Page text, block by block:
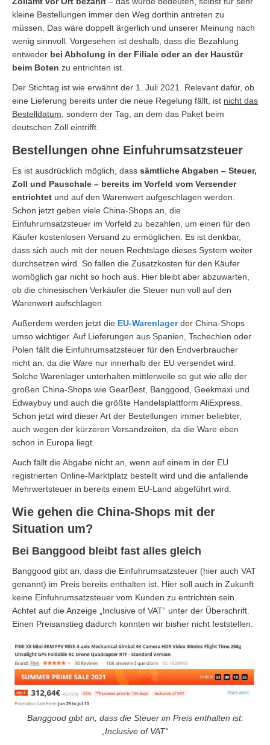
kleine Bestellungen immer den Weg dorthin antreten zu
müssen. Das wäre doppelt ärgerlich und unserer Meinung nach
wenig sinnvoll. Vorgesehen ist deshalb, dass die Bezahlung
entweder bei Abholung in der Filiale oder an der Haustür
beim Boten zu entrichten ist.
Der Stichtag ist wie erwähnt der 1. Juli 2021. Relevant dafür, ob
eine Lieferung bereits unter die neue Regelung fällt, ist nicht das
Bestelldatum, sondern der Tag, an dem das Paket beim
deutschen Zoll eintrifft.
Bestellungen ohne Einfuhrumsatzsteuer
Es ist ausdrücklich möglich, dass sämtliche Abgaben – Steuer,
Zoll und Pauschale – bereits im Vorfeld vom Versender
entrichtet und auf den Warenwert aufgeschlagen werden.
Schon jetzt geben viele China-Shops an, die
Einfuhrumsatzsteuer im Vorfeld zu bezahlen, um einen für den
Käufer kostenlosen Versand zu ermöglichen. Es ist denkbar,
dass sich auch mit der neuen Rechtslage dieses System weiter
durchsetzen wird. So fallen die Zusatzkosten für den Käufer
womöglich gar nicht so hoch aus. Hier bleibt aber abzuwarten,
ob die chinesischen Verkäufer die Steuer nun voll auf den
Warenwert aufschlagen.
Außerdem werden jetzt die EU-Warenlagerder China-Shops
umso wichtiger. Auf Lieferungen aus Spanien, Tschechien oder
Polen fällt die Einfuhrumsatzsteuer für den Endverbraucher
nicht an, da die Ware nur innerhalb der EU versendet wird.
Solche Warenlager unterhalten mittlerweile so gut wie alle der
großen China-Shops wie GearBest, Banggood, Geekmaxi und
Edwaybuy und auch die größte Handelsplattform AliExpress.
Schon jetzt wird dieser Art der Bestellungen immer beliebter,
auch wegen der kürzeren Versandzeiten, da die Ware eben
schon in Europa liegt.
Auch fällt die Abgabe nicht an, wenn auf einem in der EU
registrierten Online-Marktplatz bestellt wird und die anfallende
Mehrwertsteuer in bereits einem EU-Land abgeführt wird.
Wie gehen die China-Shops mit der
Situation um?
Bei Banggood bleibt fast alles gleich
Banggood gibt an, dass die Einfuhrumsatzsteuer (hier auch VAT
genannt) im Preis bereits enthalten ist. Hier soll auch in Zukunft
keine Einfuhrumsatzsteuer vom Kunden zu entrichten sein.
Achtet auf die Anzeige „Inclusive of VAT“ unter der Überschrift.
Einen Preisanstieg dadurch konnten wir bisher nicht feststellen.
Banggood gibt an, dass die Steuer im Preis enthalten ist:
„Inclusive of VAT“